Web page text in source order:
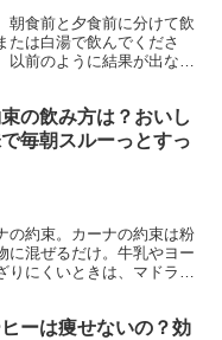
朝食前と夕食前に分けて飲
たは白湯で飲んでくださ
前のように結果が出ない
の飲み方は？おいし
毎朝スルーっとすっ
の約束。カーナの約束は粉
に混ぜるだけ。牛乳やヨー
にくいときは、マドラー
ーは痩せないの？効